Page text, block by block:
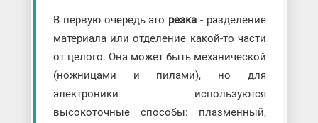
В первую очередь это резка - разделение
материала или отделение какой-то части
от целого. Она может быть механической
(ножницами и пилами), но для
электроники используются
высокоточные способы: плазменный,